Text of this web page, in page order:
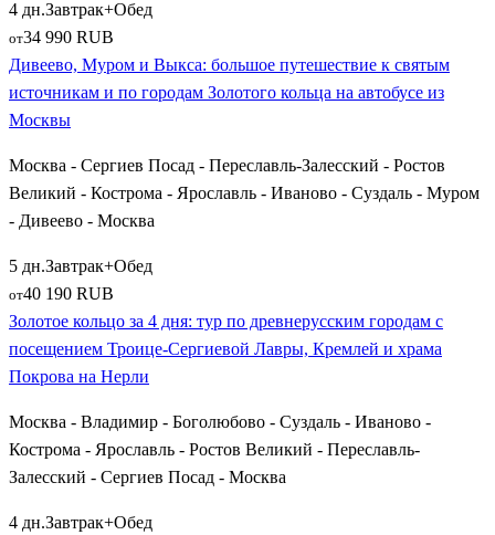
4 дн.Завтрак+Обед
от34 990 RUB
Дивеево, Муром и Выкса: большое путешествие к святым
источникам и по городам Золотого кольца на автобусе из
Москвы
Москва - Сергиев Посад - Переславль-Залесский - Ростов
Великий - Кострома - Ярославль - Иваново - Суздаль - Муром
- Дивеево - Москва
5 дн.Завтрак+Обед
от40 190 RUB
Золотое кольцо за 4 дня: тур по древнерусским городам с
посещением Троице-Сергиевой Лавры, Кремлей и храма
Покрова на Нерли
Москва - Владимир - Боголюбово - Суздаль - Иваново -
Кострома - Ярославль - Ростов Великий - Переславль-
Залесский - Сергиев Посад - Москва
4 дн.Завтрак+Обед